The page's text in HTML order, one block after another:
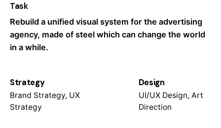
Task
Rebuild a unified visual system for the advertising
agency, made of steel which can change the world
in a while.
Strategy
Brand Strategy, UX
Strategy
Design
UI/UX Design, Art
Direction